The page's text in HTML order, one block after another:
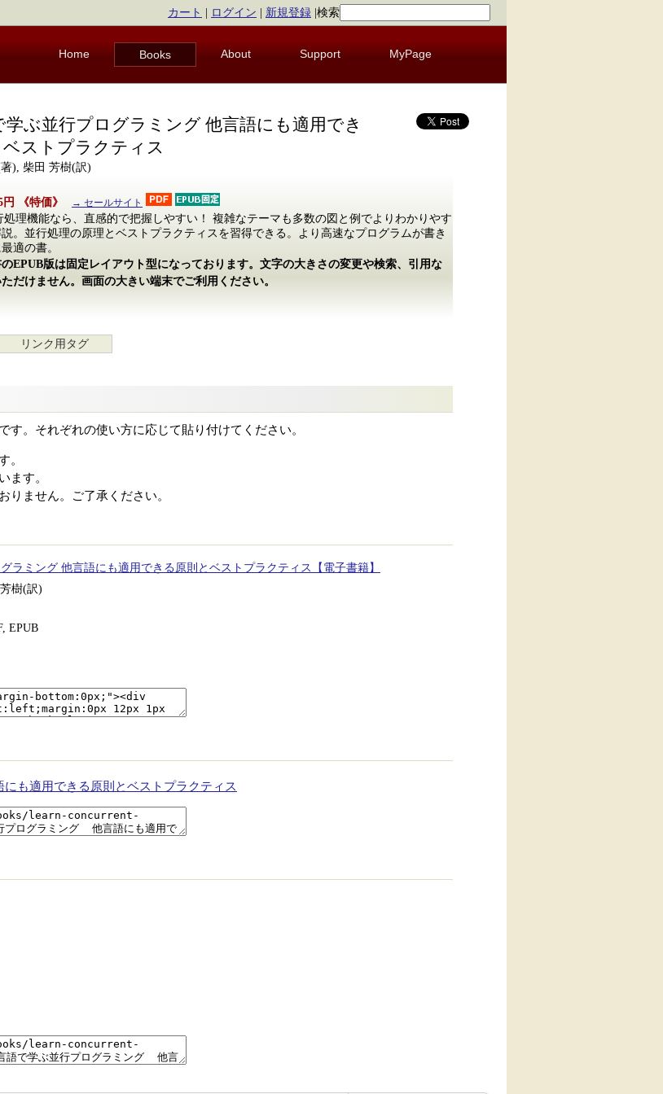
カート ログイン 新規登録 検索
Home Books About Support MyPage
学ぶ並行プログラミング 他言語にも適用でき
ストプラクティス
著), 柴田 芳樹(訳)
円 《特価》 → セールサイト
処理機能なら、直感的で把握しやすい！ 複雑なテーマも多数の図と例でよりわかりやす
説。並行処理の原理とベストプラクティスを習得できる。より高速なプログラムが書き
適の書。
のEPUB版は固定レイアウト型になっております。文字の大きさの変更や検索、引用な
だけません。画面の大きい端末でご利用ください。
リンク用タグ
す。それぞれの使い方に応じて貼り付けてください。
。
ます。
ません。ご了承ください。
ラミング 他言語にも適用できる原則とベストプラクティス【電子書籍】
樹(訳)
EPUB
も適用できる原則とベストプラクティス